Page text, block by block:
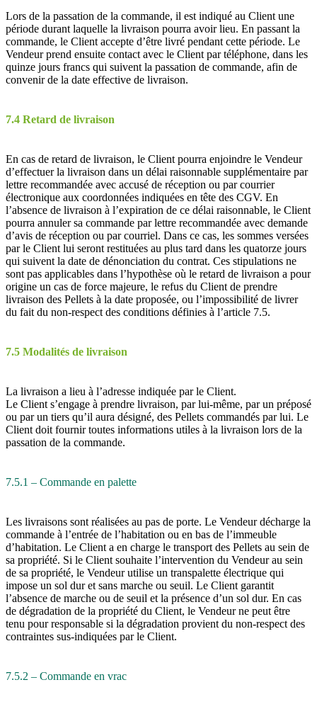
Lors de la passation de la commande, il est indiqué au Client une
période durant laquelle la livraison pourra avoir lieu. En passant la
commande, le Client accepte d’être livré pendant cette période. Le
Vendeur prend ensuite contact avec le Client par téléphone, dans les
quinze jours francs qui suivent la passation de commande, afin de
convenir de la date effective de livraison.
7.4 Retard de livraison
En cas de retard de livraison, le Client pourra enjoindre le Vendeur
d’effectuer la livraison dans un délai raisonnable supplémentaire par
lettre recommandée avec accusé de réception ou par courrier
électronique aux coordonnées indiquées en tête des CGV. En
l’absence de livraison à l’expiration de ce délai raisonnable, le Client
pourra annuler sa commande par lettre recommandée avec demande
d’avis de réception ou par courriel. Dans ce cas, les sommes versées
par le Client lui seront restituées au plus tard dans les quatorze jours
qui suivent la date de dénonciation du contrat. Ces stipulations ne
sont pas applicables dans l’hypothèse où le retard de livraison a pour
origine un cas de force majeure, le refus du Client de prendre
livraison des Pellets à la date proposée, ou l’impossibilité de livrer
du fait du non-respect des conditions définies à l’article 7.5.
7.5 Modalités de livraison
La livraison a lieu à l’adresse indiquée par le Client.
Le Client s’engage à prendre livraison, par lui-même, par un préposé
ou par un tiers qu’il aura désigné, des Pellets commandés par lui. Le
Client doit fournir toutes informations utiles à la livraison lors de la
passation de la commande.
7.5.1 – Commande en palette
Les livraisons sont réalisées au pas de porte. Le Vendeur décharge la
commande à l’entrée de l’habitation ou en bas de l’immeuble
d’habitation. Le Client a en charge le transport des Pellets au sein de
sa propriété. Si le Client souhaite l’intervention du Vendeur au sein
de sa propriété, le Vendeur utilise un transpalette électrique qui
impose un sol dur et sans marche ou seuil. Le Client garantit
l’absence de marche ou de seuil et la présence d’un sol dur. En cas
de dégradation de la propriété du Client, le Vendeur ne peut être
tenu pour responsable si la dégradation provient du non-respect des
contraintes sus-indiquées par le Client.
7.5.2 – Commande en vrac